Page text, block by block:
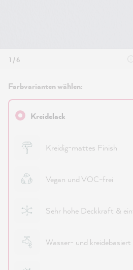
1 / 6
Farbvarianten wählen:
Kreidelack
Kreidig-mattes Finish
Vegan und VOC-frei
Sehr hohe Deckkraft &
Wasser- und kreidebasiert